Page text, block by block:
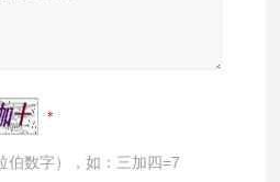
伯数字），如：三加四=7